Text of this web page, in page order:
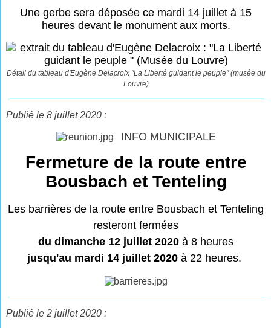
Une gerbe sera déposée ce mardi 14 juillet à 15
heures devant le monument aux morts.
Détail du tableau d'Eugène Delacroix "La Liberté guidant le peuple" (musée du
Louvre)
Publié le 8 juillet 2020 :
INFO MUNICIPALE
Fermeture de la route entre
Bousbach et Tenteling
Les barrières de la route entre Bousbach et Tenteling
resteront fermées
du dimanche 12 juillet 2020 à 8 heures
jusqu'au mardi 14 juillet 2020 à 22 heures.
Publié le 2 juillet 2020 :